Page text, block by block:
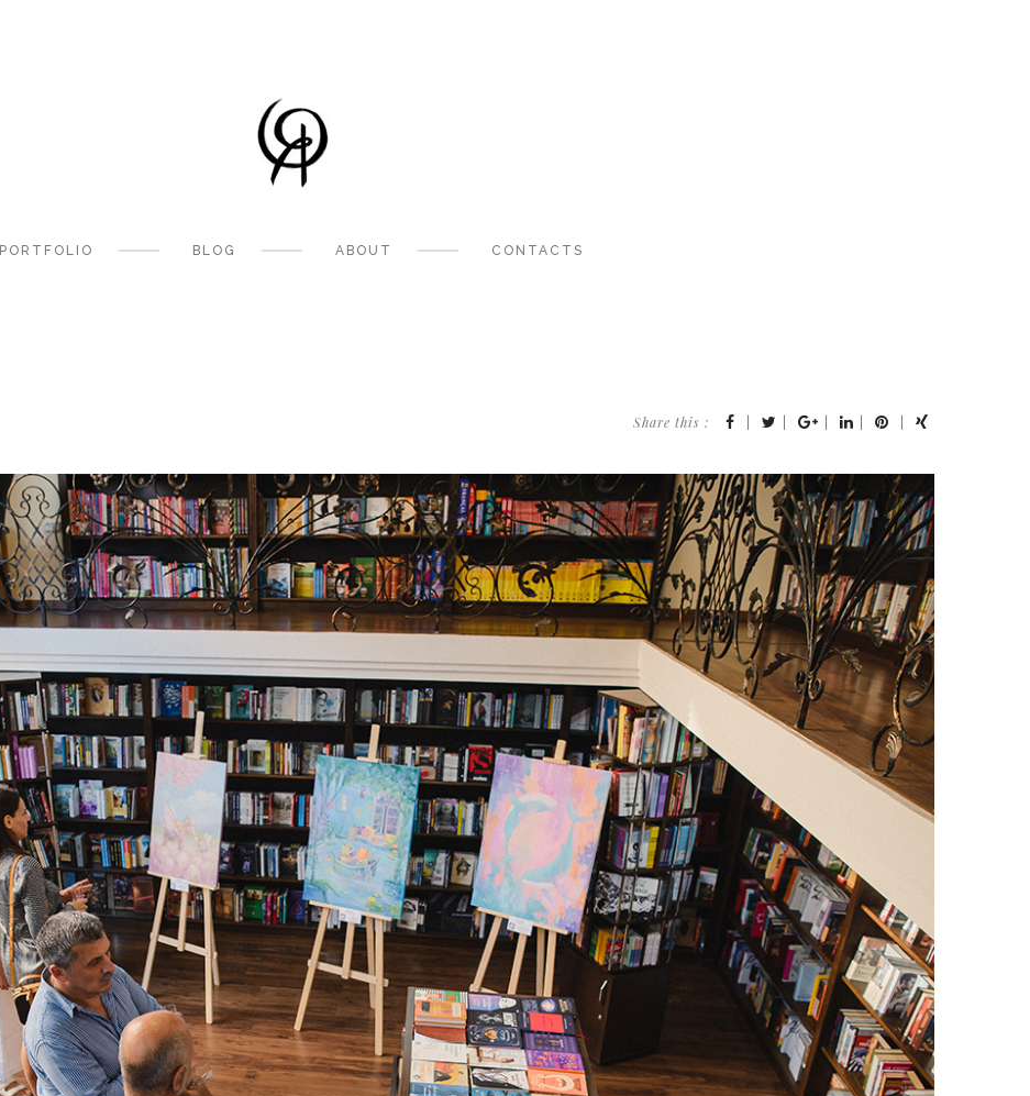
PORTFOLIO BLOG ABOUT CONTACTS
Share this :